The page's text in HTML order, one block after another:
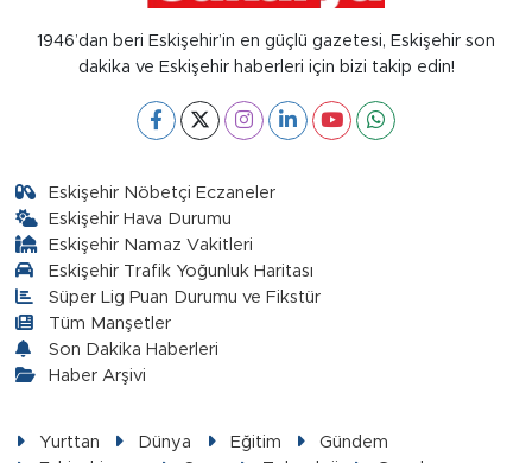
1946’dan beri Eskişehir’in en güçlü gazetesi, Eskişehir son
dakika ve Eskişehir haberleri için bizi takip edin!
Eskişehir Nöbetçi Eczaneler
Eskişehir Hava Durumu
Eskişehir Namaz Vakitleri
Eskişehir Trafik Yoğunluk Haritası
Süper Lig Puan Durumu ve Fikstür
Tüm Manşetler
Son Dakika Haberleri
Haber Arşivi
Yurttan Dünya Eğitim
Gündem